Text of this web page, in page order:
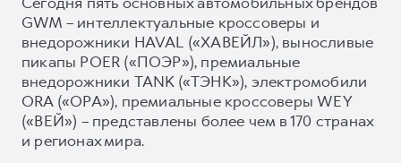
GWM – интеллектуальные кроссоверы и
внедорожники HAVAL («ХАВЕЙЛ»), выносливые
пикапы POER («ПОЭР»), премиальные
внедорожники TANK («ТЭНК»), электромобили
ORA («ОРА»), премиальные кроссоверы WEY
(«ВЕЙ») – представлены более чем в 170 странах
и регионах мира.